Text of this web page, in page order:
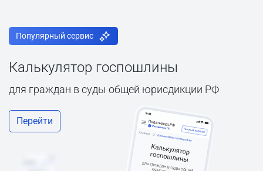
Популярный сервис
Калькулятор госпошлины
для граждан в суды общей юрисдикции РФ
Перейти